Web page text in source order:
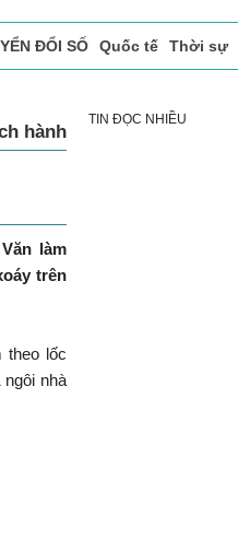
ĐỔI SỐ Quốc tế Thời sự
hành chính
làm
trên
theo lốc
ngôi nhà
TIN ĐỌC NHIỀU